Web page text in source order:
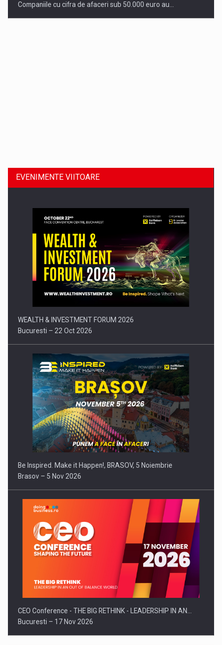
Companiile cu cifra de afaceri sub 50.000 euro au…
Comunicat de presa: Joburile part-time reincep sa intre pe…
EVENIMENTE VIITOARE
WEALTH & INVESTMENT FORUM 2026
Bucuresti – 22 Oct 2026
Be Inspired. Make it Happen!, BRASOV, 5 Noiembrie
Brasov – 5 Nov 2026
CEO Conference - THE BIG RETHINK - LEADERSHIP IN AN…
Bucuresti – 17 Nov 2026